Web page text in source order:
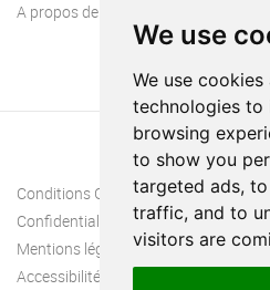
We use
We use
technologies to
browsing
to show you
targeted ads,
traffic, and to
visitors are
A propos de nous
Conditions Générales
Confidentialité
Mentions légales
Accessibilité